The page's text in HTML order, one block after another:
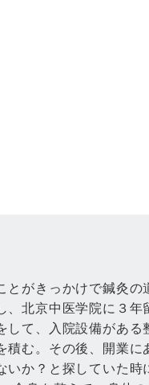
がきっかけで鍼灸の
北京中医学院に３年
て、入院設備がある
む。その後、開業に
か？と探していた時